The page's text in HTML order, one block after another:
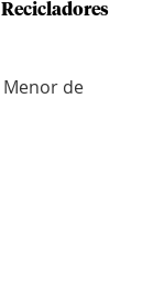
Menor de